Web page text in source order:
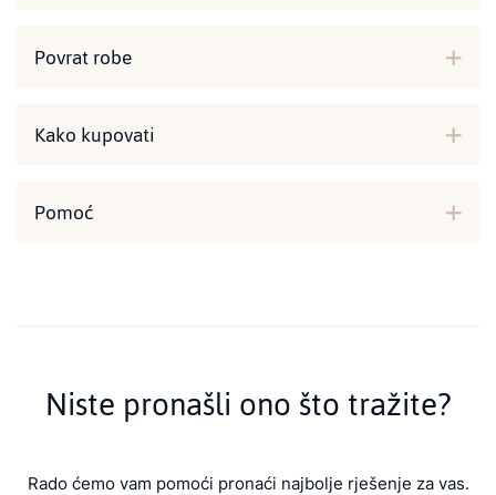
Povrat robe
Kako kupovati
Pomoć
Niste pronašli ono što tražite?
Rado ćemo vam pomoći pronaći najbolje rješenje za vas.